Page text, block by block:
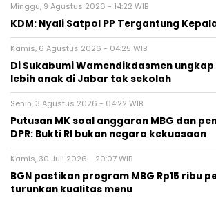
Minggu, 9 Agustus 2026 - 14:22 WIB
KDM: Nyali Satpol PP Tergantung
Kamis, 6 Agustus 2026 - 04:25 WIB
Di Sukabumi Wamendikdasmen
lebih anak di Jabar tak sekolah
Senin, 3 Agustus 2026 - 04:22 WIB
Putusan MK soal anggaran MBG dan
DPR: Bukti RI bukan negara kekuasaan
Kamis, 30 Juli 2026 - 20:07 WIB
BGN pastikan program MBG Rp15 ribu
turunkan kualitas menu